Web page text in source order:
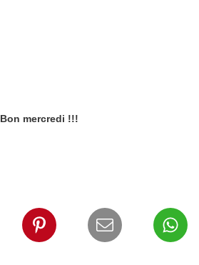
Bon mercredi !!!